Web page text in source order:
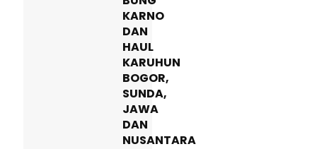
KARNO
DAN
HAUL
KARUHUN
BOGOR,
SUNDA,
JAWA
DAN
NUSANTARA